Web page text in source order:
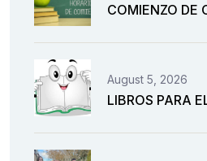
COMIENZO DE
August 5, 2026
LIBROS PARA